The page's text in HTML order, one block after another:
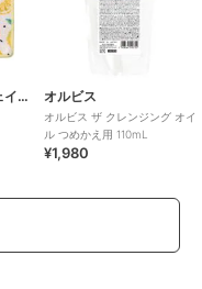
ラブラリー バイ フェイラー オルビス
オルビス ザ クレンジング オイ
ル つめかえ用 110mL
¥1,980